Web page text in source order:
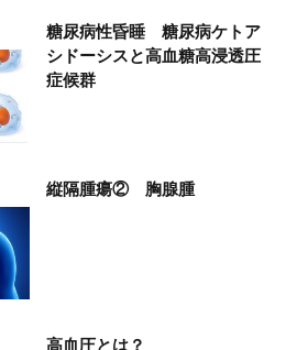
糖尿病性昏睡 糖尿病ケトア
シドーシスと高血糖高浸透圧
症候群
縦隔腫瘍② 胸腺腫
高血圧とは？